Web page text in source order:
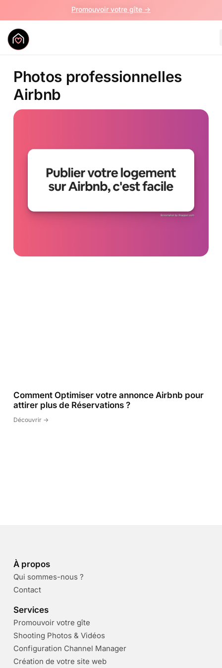
Promouvoir votre gîte ->
Photos professionnelles
Airbnb
Comment Optimiser votre annonce Airbnb pour
attirer plus de Réservations ?
Découvrir ->
À propos
Qui sommes-nous ?
Contact
Services
Promouvoir votre gîte
Shooting Photos & Vidéos
Configuration Channel Manager
Création de votre site web